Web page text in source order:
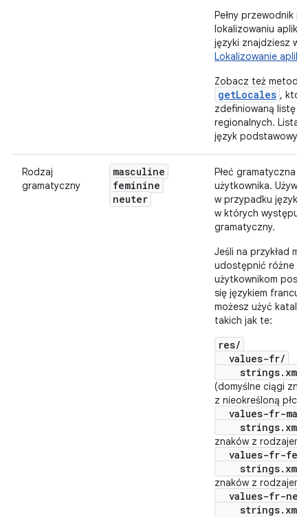
Pełny przewodnik po
lokalizowaniu
języki znajdziesz w
Lokalizowanie
Zobacz też metodę
getLocales ,
zdefiniowaną listę
regionalnych. Lista
język podstawowy.
Rodzaj
gramatyczny
masculine
feminine
neuter
Płeć gramatyczna
użytkownika.
w przypadku
w których
gramatyczny.
Jeśli na przykład
udostępnić różne
użytkownikom
się językiem
możesz użyć
takich jak te:
res/
values-fr/
strings.xml
(domyślne ciągi
z nieokreśloną płcią)
values-fr-
strings.xml
znaków z rodzajem
values-fr-
strings.xml
znaków z rodzajem
values-fr-
strings.xml